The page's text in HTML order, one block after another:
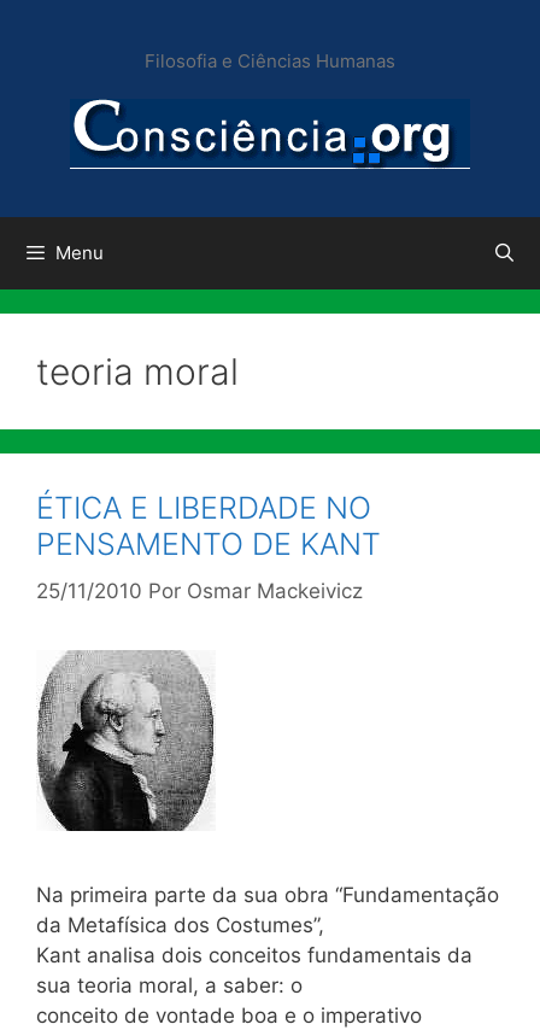
conteúdo
Filosofia e Ciências Humanas
Menu
teoria moral
ÉTICA E LIBERDADE NO
PENSAMENTO DE KANT
25/11/2010 Por Osmar Mackeivicz
Na primeira parte da sua obra “Fundamentação
da Metafísica dos Costumes”,
Kant analisa dois conceitos fundamentais da
sua teoria moral, a saber: o
conceito de vontade boa e o imperativo